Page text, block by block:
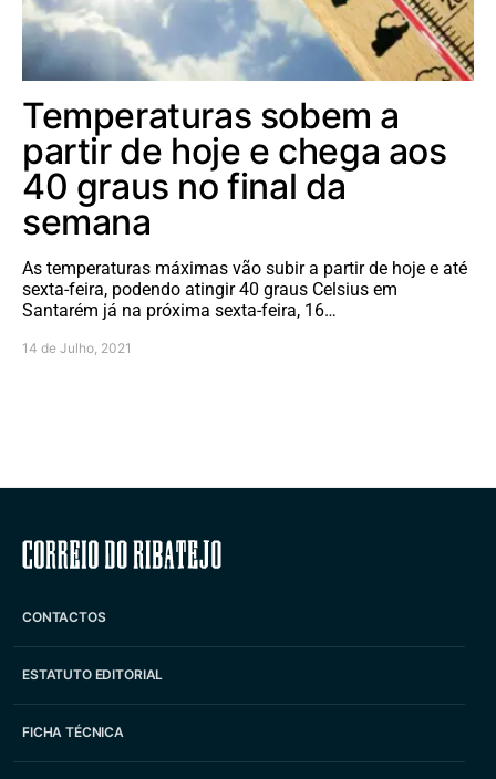
Temperaturas sobem a
partir de hoje e chega aos
40 graus no final da
semana
As temperaturas máximas vão subir a partir de hoje e até
sexta-feira, podendo atingir 40 graus Celsius em
Santarém já na próxima sexta-feira, 16…
14 de Julho, 2021
Correio do Ribatejo
CONTACTOS
ESTATUTO EDITORIAL
FICHA TÉCNICA